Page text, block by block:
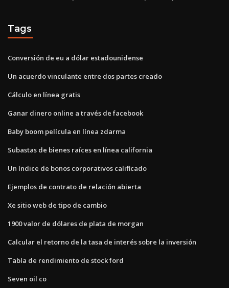
Tags
Conversión de eu a dólar estadounidense
Un acuerdo vinculante entre dos partes creado
Cálculo en línea gratis
Ganar dinero online a través de facebook
Baby boom película en línea zdarma
Subastas de bienes raíces en línea california
Un índice de bonos corporativos calificado
Ejemplos de contrato de relación abierta
Xe sitio web de tipo de cambio
1900 valor de dólares de plata de morgan
Calcular el retorno de la tasa de interés sobre la inversión
Tabla de rendimiento de stock ford
Seven oil co